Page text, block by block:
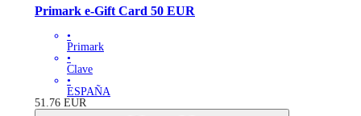
Primark e-Gift Card 50 EUR
•
Primark
•
Clave
•
ESPAÑA
51.76 EUR